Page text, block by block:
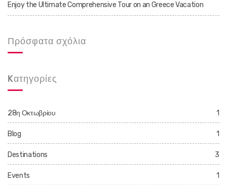
Enjoy the Ultimate Comprehensive Tour on an Greece Vacation
Πρόσφατα σχόλια
Kατηγορίες
28η Οκτωβρίου 1
Blog 1
Destinations 3
Events 1